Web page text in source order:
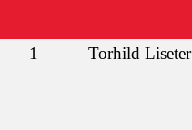
1 Torhild Liseter